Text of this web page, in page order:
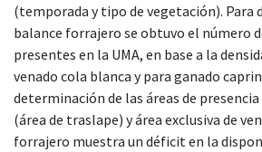
(temporada y tipo de vegetación). Para
balance forrajero se obtuvo el número
presentes en la UMA, en base a la
venado cola blanca y para ganado
determinación de las áreas de presencia
(área de traslape) y área exclusiva de
forrajero muestra un déficit en la